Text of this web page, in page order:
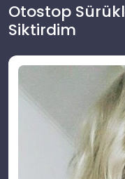
Otostop
Siktirdim